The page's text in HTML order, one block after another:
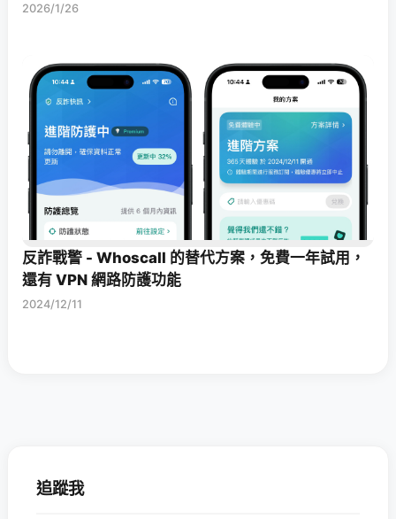
2026/1/26
反詐戰警 - Whoscall 的替代方案，免費一年試用，
還有 VPN 網路防護功能
2024/12/11
追蹤我